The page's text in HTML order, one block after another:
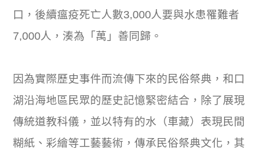
口，後續瘟疫死亡人數3,000人要與水患罹難者
7,000人，湊為「萬」善同歸。
因為實際歷史事件而流傳下來的民俗祭典，和口
湖沿海地區民眾的歷史記憶緊密結合，除了展現
傳統道教科儀，並以特有的水（車藏）表現民間
糊紙、彩繪等工藝藝術，傳承民俗祭典文化，其